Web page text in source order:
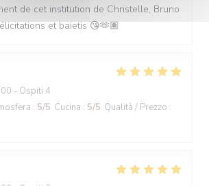
de cet institution de Christelle, Bruno
et baietis 😘🫶🏽
- Ospiti 4
: 5/5 Cucina : 5/5 Qualità / Prezzo :